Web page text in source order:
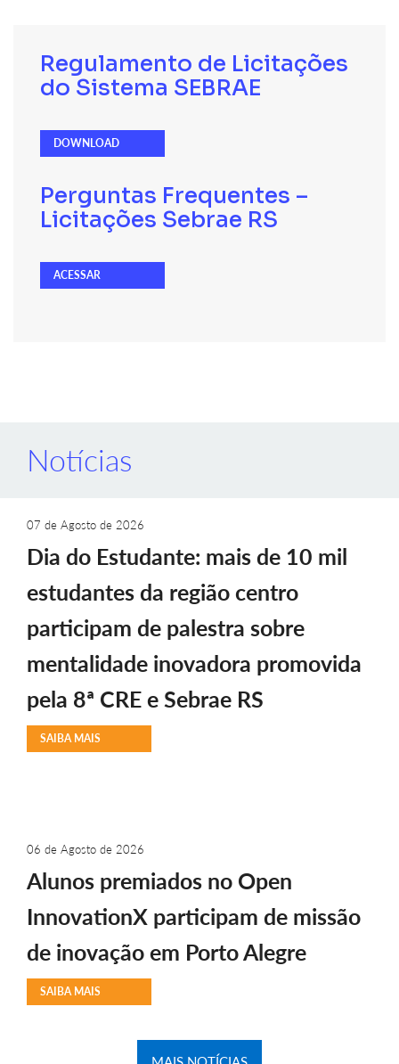
Regulamento de Licitações
do Sistema SEBRAE
DOWNLOAD
Perguntas Frequentes –
Licitações Sebrae RS
ACESSAR
Notícias
07 de Agosto de 2026
Dia do Estudante: mais de 10 mil
estudantes da região centro
participam de palestra sobre
mentalidade inovadora promovida
pela 8ª CRE e Sebrae RS
SAIBA MAIS
06 de Agosto de 2026
Alunos premiados no Open
InnovationX participam de missão
de inovação em Porto Alegre
SAIBA MAIS